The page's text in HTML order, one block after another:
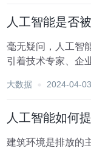
人工智能是否
毫无疑问，人工智
引着技术专家、企
越多。一些批评人
大数据 2024-04-03
人工智能如何
建筑环境是排放的主